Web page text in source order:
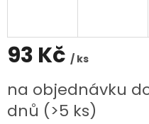
93 Kč / ks
cena:
na objednávku
dnů (>5 ks)